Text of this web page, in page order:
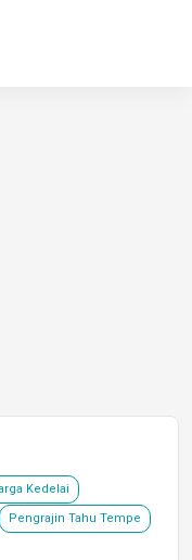
Kedelai
Pengrajin Tahu Tempe